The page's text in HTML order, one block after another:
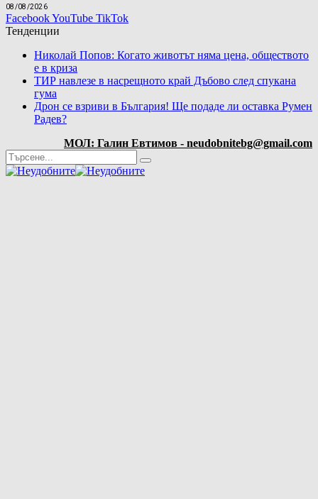
08/08/2026
FacebookYouTube TikTok
Тенденции
Николай Попов: Когато животът няма цена, обществото
е в криза
ТИР навлезе в насрещното край Дъбово след спукана
гума
Дрон се взриви в България! Ще подаде ли оставка Румен
Радев?
МОЛ: Галин Евтимов - neudobnitebg@gmail.com